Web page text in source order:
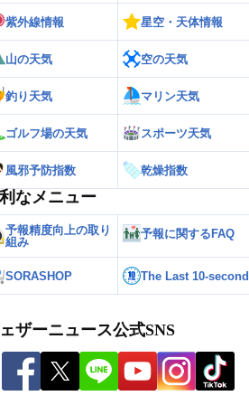
紫外線情報 星空・天体情報
山の天気 空の天気
釣り天気 マリン天気
ゴルフ場の天気 スポーツ天気
風邪予防指数 乾燥指数
なメニュー
予報精度向上の取り
組み
予報に関するFAQ
SORASHOP The Last 10-second
ザーニュース公式SNS